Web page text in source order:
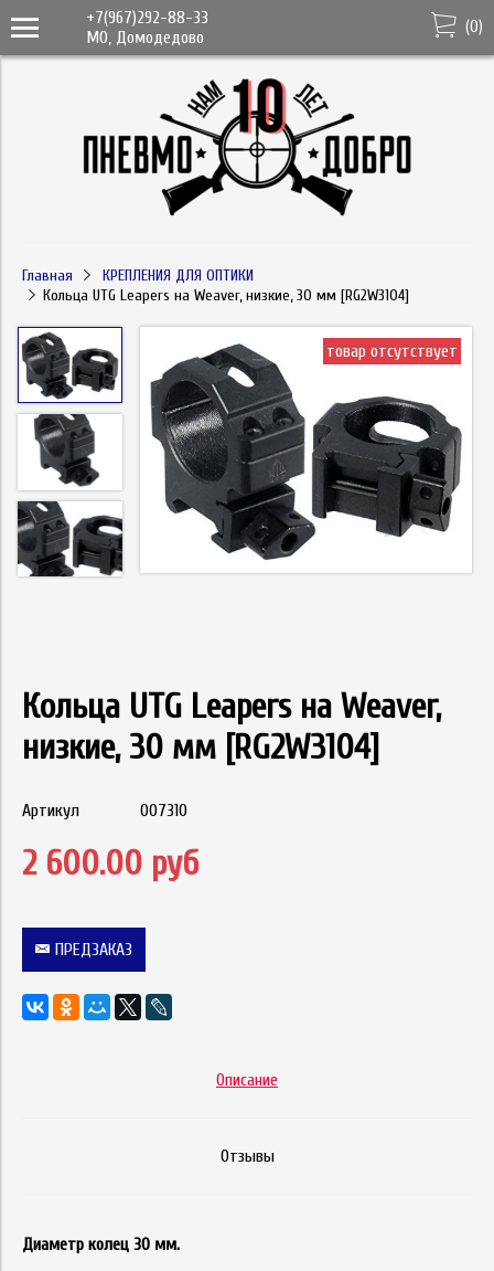
+7(967)292-88-33
МО, Домодедово
(0)
Главная
КРЕПЛЕНИЯ ДЛЯ ОПТИКИ
Кольца UTG Leapers на Weaver, низкие, 30 мм [RG2W3104]
товар отсутствует
Кольца UTG Leapers на Weaver,
низкие, 30 мм [RG2W3104]
Артикул 007310
2 600.00 руб
ПРЕДЗАКАЗ
Описание
Отзывы
Диаметр колец 30 мм.